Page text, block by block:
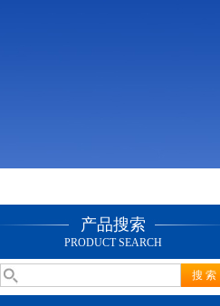
产品搜索
PRODUCT SEARCH